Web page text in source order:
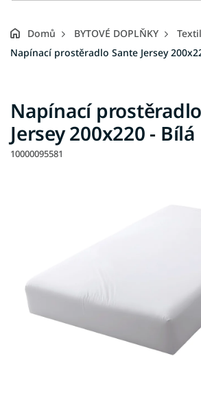
Domů BYTOVÉ DOPLŇKY Textil
Napínací prostěradlo Sante Jersey
Napínací
Jersey 200x220 - Bílá
10000095581